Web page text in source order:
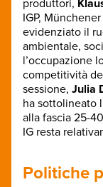
produttori,
IGP,
evidenziato il
ambientale,
l’occupazione
competitività
sessione, Julia
ha sottolineato
alla fascia 25-
IG resta
Politiche